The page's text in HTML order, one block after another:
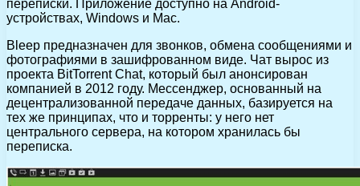
переписки. Приложение доступно на Android-
устройствах, Windows и Mac.
Bleep предназначен для звонков, обмена сообщениями и
фотографиями в зашифрованном виде. Чат вырос из
проекта BitTorrent Chat, который был анонсирован
компанией в 2012 году. Мессенджер, основанный на
децентрализованной передаче данных, базируется на
тех же принципах, что и торренты: у него нет
центрального сервера, на котором хранилась бы
переписка.